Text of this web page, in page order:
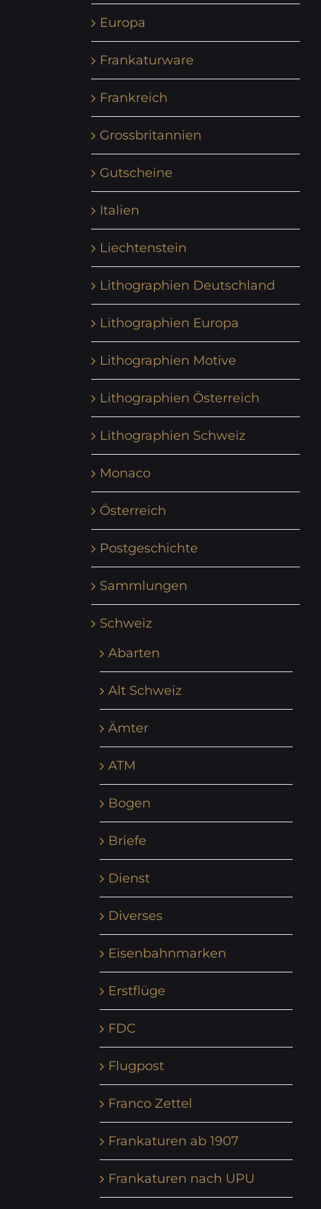
Europa
Frankaturware
Frankreich
Grossbritannien
Gutscheine
Italien
Liechtenstein
Lithographien Deutschland
Lithographien Europa
Lithographien Motive
Lithographien Österreich
Lithographien Schweiz
Monaco
Österreich
Postgeschichte
Sammlungen
Schweiz
Abarten
Alt Schweiz
Ämter
ATM
Bogen
Briefe
Dienst
Diverses
Eisenbahnmarken
Erstflüge
FDC
Flugpost
Franco Zettel
Frankaturen ab 1907
Frankaturen nach UPU